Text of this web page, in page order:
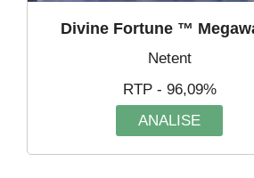
Divine Fortune ™
Netent
RTP - 96,09%
ANALISE